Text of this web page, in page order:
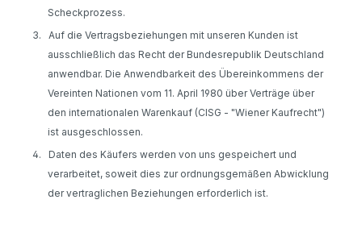
Scheckprozess.
3.
Auf die Vertragsbeziehungen mit unseren Kunden ist
ausschließlich das Recht der Bundesrepublik Deutschland
anwendbar. Die Anwendbarkeit des Übereinkommens der
Vereinten Nationen vom 11. April 1980 über Verträge über
den internationalen Warenkauf (CISG - "Wiener Kaufrecht")
ist ausgeschlossen.
4.
Daten des Käufers werden von uns gespeichert und
verarbeitet, soweit dies zur ordnungsgemäßen Abwicklung
der vertraglichen Beziehungen erforderlich ist.